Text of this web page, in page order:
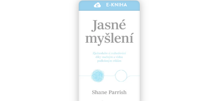
E-KNIHA